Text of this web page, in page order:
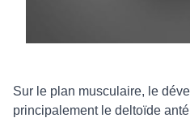
Sur le plan musculaire, le
principalement le deltoïde